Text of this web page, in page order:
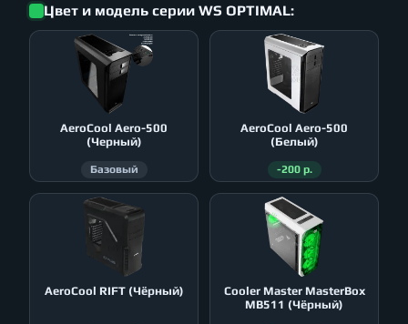
Цвет и модель серии WS OPTIMAL:
AeroСool Aero-500
(Черный)
Базовый
AeroСool Aero-500
(Белый)
-200 р.
AeroСool RIFT (Чёрный)
Cooler Master MasterBox
MB511 (Чёрный)